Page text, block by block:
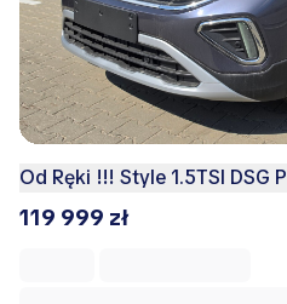
Od Ręki !!! Style 1.5TSI DSG
119 999 zł